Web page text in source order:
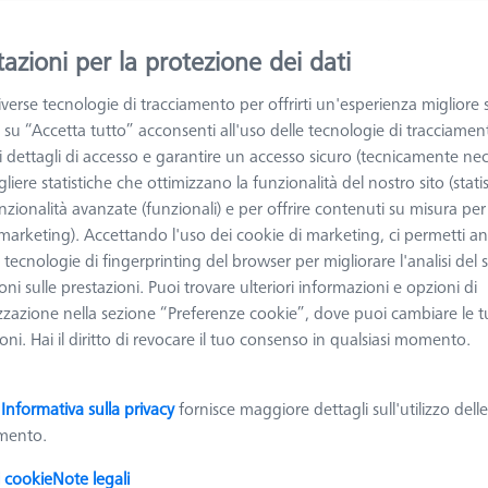
e fissato manualmente un nuovo particolare da misurare.
utilizzando i sistemi cambio pallet, che consentono di preparare
di ri-posizionamento dei pallet è garantita da un sistema
rapido e riproducibile, che elimina la necessità di ri-allineamento.
informazioni su Pallet per cambio rapido
Ordinare
322
9510-012
OMEGA 543
626109-9512-010
per la protezione dei dati
tecnologie di tracciamento per offrirti un'esperienza migliore
su “Accetta tutto” acconsenti all'uso delle tecnologie di
dettagli di accesso e garantire un accesso sicuro (tecnicamente
statistiche che ottimizzano la funzionalità del nostro sito
avanzate (funzionali) e per offrire contenuti su misura
Accettando l'uso dei cookie di marketing, ci permetti
tecnologie di fingerprinting del browser per migliorare l'analisi del
sulle prestazioni. Puoi trovare ulteriori informazioni e opzioni di
nella sezione “Preferenze cookie”, dove puoi cambiare le
Hai il diritto di revocare il tuo consenso in qualsiasi momento.
Informativa sulla privacyfornisce maggiore dettagli sull'utilizzo
cookieNote legali